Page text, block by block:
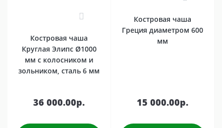
Костровая чаша
Круглая Элипс Ø1000
мм с колосником и
зольником, сталь 6 мм
36 000.00р.
Костровая чаша
Греция диаметром 600
мм
15 000.00р.